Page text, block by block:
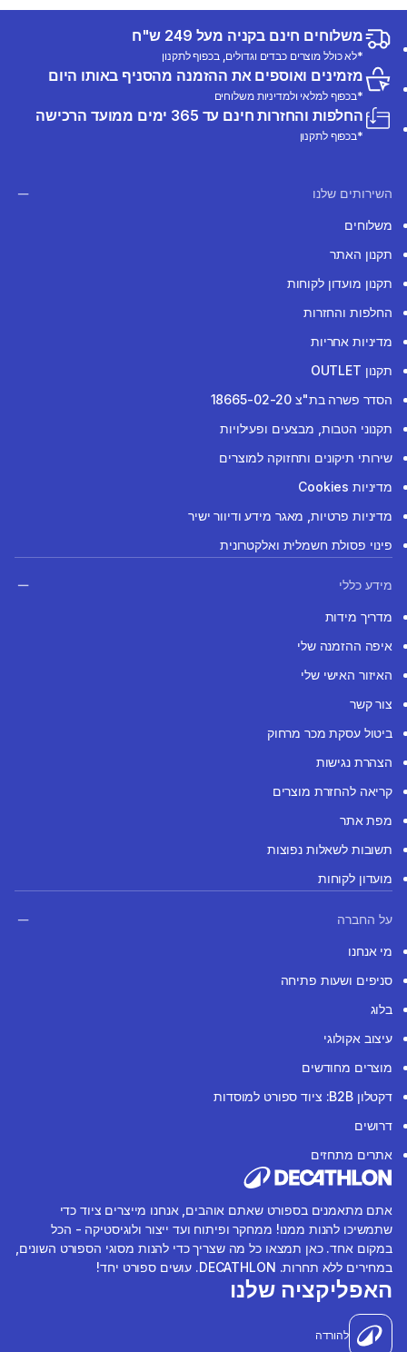
משלוחים חינם בקניה מעל 249 ש"ח
*לא כולל מוצרים כבדים וגדולים, בכפוף לתקנון
מזמינים ואוספים את ההזמנה מהסניף באותו היום
*בכפוף למלאי ולמדיניות משלוחים
החלפות והחזרות חינם עד 365 ימים ממועד הרכישה
*בכפוף לתקנון
השירותים שלנו
משלוחים
תקנון האתר
תקנון מועדון לקוחות
החלפות והחזרות
מדיניות אחריות
תקנון OUTLET
הסדר פשרה בת"צ 18665-02-20
תקנוני הטבות, מבצעים ופעילויות
שירותי תיקונים ותחזוקה למוצרים
מדיניות Cookies
מדיניות פרטיות, מאגר מידע ודיוור ישיר
פינוי פסולת חשמלית ואלקטרונית
מידע כללי
מדריך מידות
איפה ההזמנה שלי
האיזור האישי שלי
צור קשר
ביטול עסקת מכר מרחוק
הצהרת נגישות
קריאה להחזרת מוצרים
מפת אתר
תשובות לשאלות נפוצות
מועדון לקוחות
על החברה
מי אנחנו
סניפים ושעות פתיחה
בלוג
עיצוב אקולוגי
מוצרים מחודשים
דקטלון B2B: ציוד ספורט למוסדות
דרושים
אתרים מתחזים
אתם מתאמנים בספורט שאתם אוהבים, אנחנו מייצרים ציוד כדי
שתמשיכו להנות ממנו! ממחקר ופיתוח ועד ייצור ולוגיסטיקה - הכל
במקום אחד. כאן תמצאו כל מה שצריך כדי להנות מסוגי הספורט השונים,
במחירים ללא תחרות. DECATHLON. עושים ספורט יחד!
האפליקציה שלנו
להורדה